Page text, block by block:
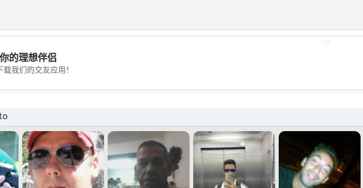
💖
💕
的理想伴侣
载我们的交友应用！